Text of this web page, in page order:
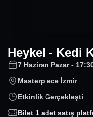
Heykel - Kedi
7 Haziran Pazar -
Masterpiece İzmir
Etkinlik Gerçekleşti
Bilet 1 adet satış